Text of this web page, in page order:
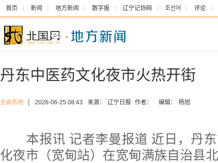
首页 新闻 地方新闻 数字报 辽宁记协网 조선어 评论
丹东中医药文化夜市火热开街
全省各地 2026-06-25 08:43 来源： 辽宁日报 作者： 编辑： 杨旭
本报讯 记者李曼报道 近日，丹东
化夜市（宽甸站）在宽甸满族自治县